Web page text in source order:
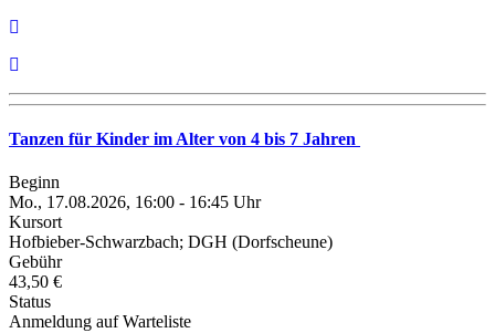
Tanzen für Kinder im Alter von 4 bis 7 Jahren
Beginn
Mo., 17.08.2026, 16:00 - 16:45 Uhr
Kursort
Hofbieber-Schwarzbach; DGH (Dorfscheune)
Gebühr
43,50 €
Status
Anmeldung auf Warteliste